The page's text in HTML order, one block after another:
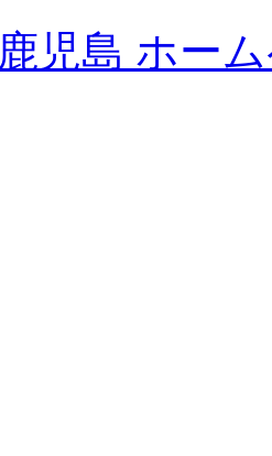
鹿児島 ホー